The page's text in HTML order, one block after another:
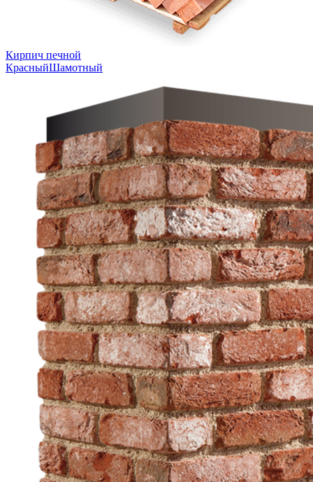
Кирпич печной
КрасныйШамотный